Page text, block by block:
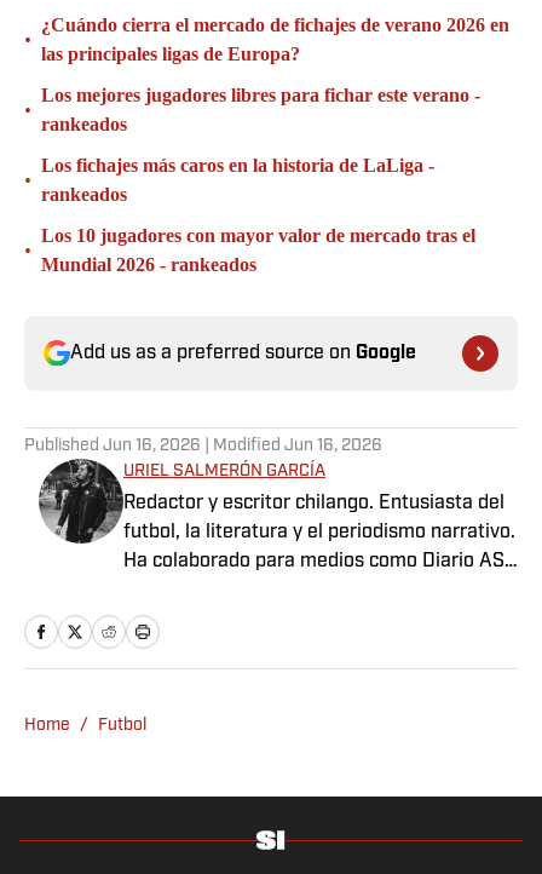
•
¿Cuándo cierra el mercado de fichajes de verano 2026 en
las principales ligas de Europa?
•
Los mejores jugadores libres para fichar este verano -
rankeados
•
Los fichajes más caros en la historia de LaLiga -
rankeados
•
Los 10 jugadores con mayor valor de mercado tras el
Mundial 2026 - rankeados
Add us as a preferred source on Google
Published Jun 16, 2026 | Modified Jun 16, 2026
URIEL SALMERÓN GARCÍA
Redactor y escritor chilango. Entusiasta del
futbol, la literatura y el periodismo narrativo.
Ha colaborado para medios como Diario AS
Pie de Página, entre otros.
Home / Futbol